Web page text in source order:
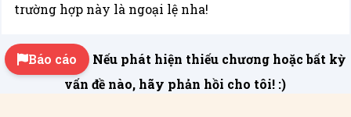
trường hợp này là ngoại lệ nha!
Báo cáo
Nếu phát hiện thiếu chương hoặc bất kỳ
vấn đề nào, hãy phản hồi cho tôi! :)